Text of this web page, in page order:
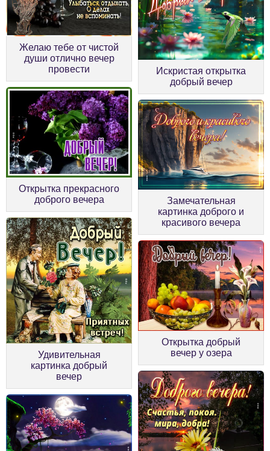
Желаю тебе от чистой
души отлично вечер
провести
Открытка прекрасного
доброго вечера
Искристая открытка
добрый вечер
Удивительная
картинка добрый
вечер
Замечательная
картинка доброго и
красивого вечера
Открытка добрый
вечер у озера